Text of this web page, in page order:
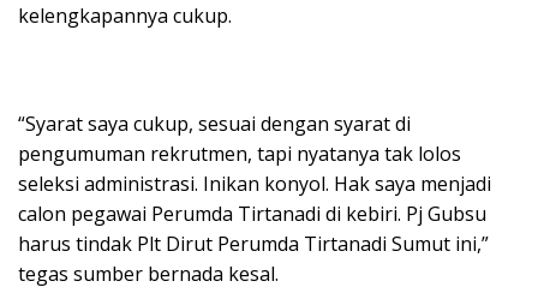
kelengkapannya cukup.
“Syarat saya cukup, sesuai dengan syarat di
pengumuman rekrutmen, tapi nyatanya tak lolos
seleksi administrasi. Inikan konyol. Hak saya menjadi
calon pegawai Perumda Tirtanadi di kebiri. Pj Gubsu
harus tindak Plt Dirut Perumda Tirtanadi Sumut ini,”
tegas sumber bernada kesal.